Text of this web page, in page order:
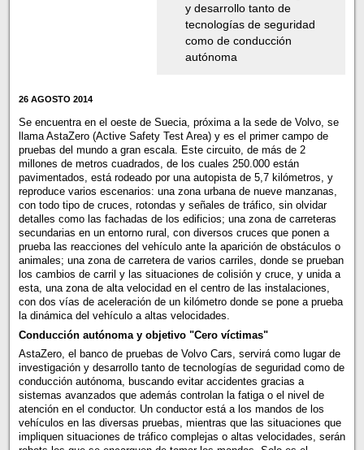
y desarrollo tanto de
tecnologías de seguridad
como de conducción
autónoma
26 AGOSTO 2014
Se encuentra en el oeste de Suecia, próxima a la sede de Volvo, se
llama AstaZero (Active Safety Test Area) y es el primer campo de
pruebas del mundo a gran escala. Este circuito, de más de 2
millones de metros cuadrados, de los cuales 250.000 están
pavimentados, está rodeado por una autopista de 5,7 kilómetros, y
reproduce varios escenarios: una zona urbana de nueve manzanas,
con todo tipo de cruces, rotondas y señales de tráfico, sin olvidar
detalles como las fachadas de los edificios; una zona de carreteras
secundarias en un entorno rural, con diversos cruces que ponen a
prueba las reacciones del vehículo ante la aparición de obstáculos o
animales; una zona de carretera de varios carriles, donde se prueban
los cambios de carril y las situaciones de colisión y cruce, y unida a
esta, una zona de alta velocidad en el centro de las instalaciones,
con dos vías de aceleración de un kilómetro donde se pone a prueba
la dinámica del vehículo a altas velocidades.
Conducción autónoma y objetivo "Cero víctimas"
AstaZero, el banco de pruebas de Volvo Cars, servirá como lugar de
investigación y desarrollo tanto de tecnologías de seguridad como de
conducción autónoma, buscando evitar accidentes gracias a
sistemas avanzados que además controlan la fatiga o el nivel de
atención en el conductor. Un conductor está a los mandos de los
vehículos en las diversas pruebas, mientras que las situaciones que
impliquen situaciones de tráfico complejas o altas velocidades, serán